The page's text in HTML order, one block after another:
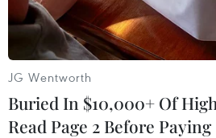
với chính phủ Afghanistan, sau
rút khỏi quốc gia Nam Á này.
JG Wentworth
Buried In $10,000+ Of
Read Page 2 Before Paying